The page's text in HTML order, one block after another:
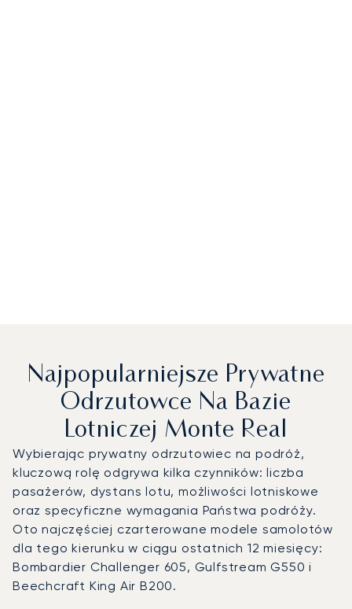
Najpopularniejsze Prywatne
Odrzutowce Na Bazie
Lotniczej Monte Real
Wybierając prywatny odrzutowiec na podróż,
kluczową rolę odgrywa kilka czynników: liczba
pasażerów, dystans lotu, możliwości lotniskowe
oraz specyficzne wymagania Państwa podróży.
Oto najczęściej czarterowane modele samolotów
dla tego kierunku w ciągu ostatnich 12 miesięcy:
Bombardier Challenger 605, Gulfstream G550 i
Beechcraft King Air B200.